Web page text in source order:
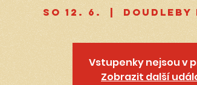
so 12. 6.
  |
Vstupenky nejsou v
Zobrazit další